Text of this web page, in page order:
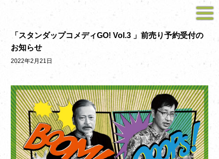
「スタンダップコメディGO! Vol.3 」前売り予約受付の
お知らせ
2022年2月21日